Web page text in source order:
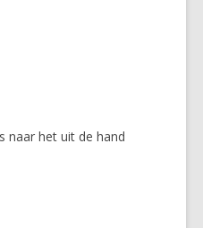
naar het uit de hand